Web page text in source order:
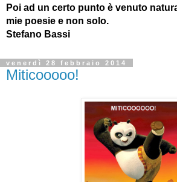
Poi ad un certo punto è venuto
mie poesie e non solo.
Stefano Bassi
venerdì 28 febbraio 2014
Miticooooo!